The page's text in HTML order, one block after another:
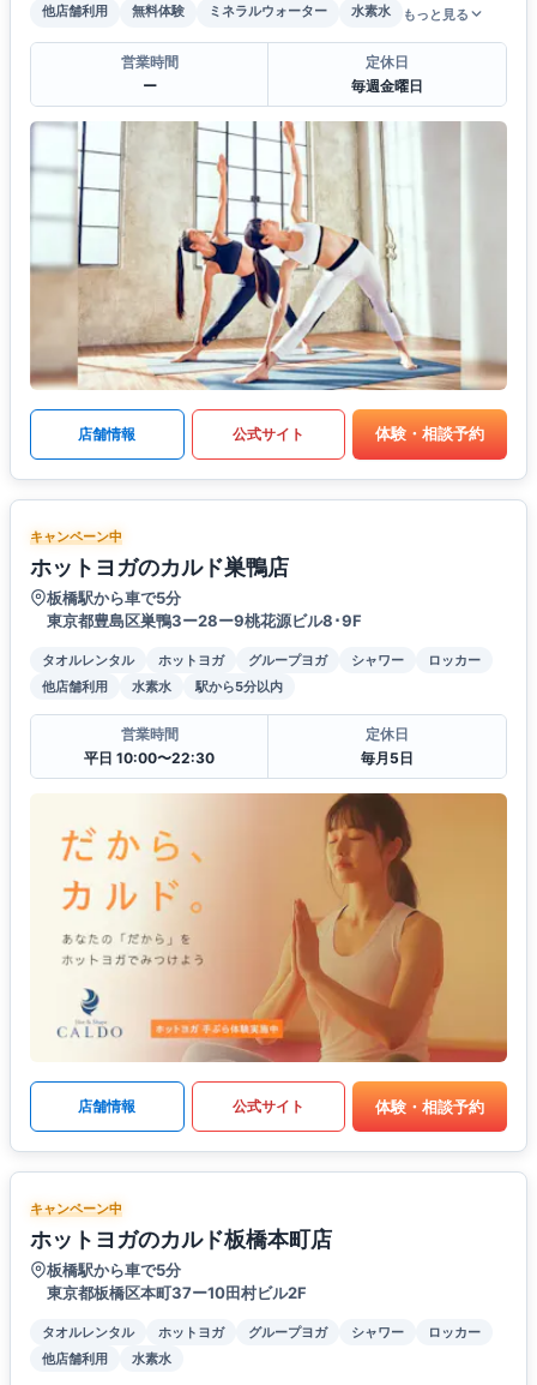
他店舗利用
無料体験 ミネラルウォーター 水素水 もっと見る
営業時間
ー
定休日
毎週金曜日
店舗情報 公式サイト 体験・相談予約
キャンペーン中
ホットヨガのカルド巣鴨店
板橋駅から車で5分
東京都豊島区巣鴨3ー28ー9桃花源ビル8･9F
タオルレンタル ホットヨガ グループヨガ シャワー
ロッカー
他店舗利用
水素水 駅から5分以内
営業時間
平日 10:00〜22:30
定休日
毎月5日
店舗情報 公式サイト 体験・相談予約
キャンペーン中
ホットヨガのカルド板橋本町店
板橋駅から車で5分
東京都板橋区本町37ー10田村ビル2F
タオルレンタル ホットヨガ グループヨガ シャワー
ロッカー
他店舗利用
水素水